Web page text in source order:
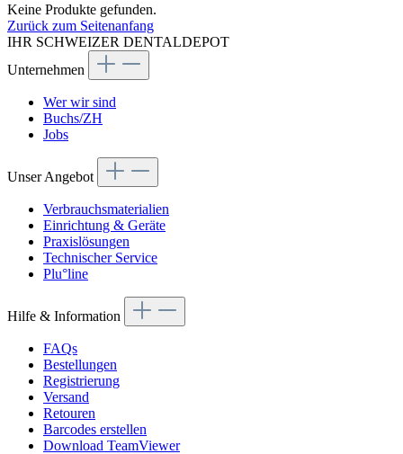
Keine Produkte gefunden.
Zurück zum Seitenanfang
IHR SCHWEIZER DENTALDEPOT
Unternehmen
Wer wir sind
Buchs/ZH
Jobs
Unser Angebot
Verbrauchsmaterialien
Einrichtung & Geräte
Praxislösungen
Technischer Service
Plu°line
Hilfe & Information
FAQs
Bestellungen
Registrierung
Versand
Retouren
Barcodes erstellen
Download TeamViewer